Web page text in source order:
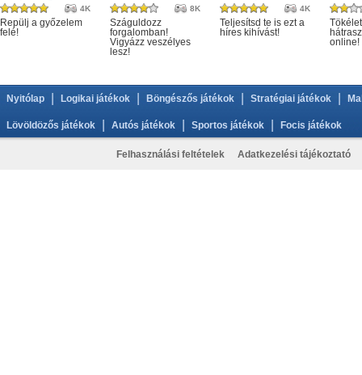
4K
Repülj a győzelem
felé!
8K
Száguldozz
forgalomban!
Vigyázz veszélyes
lesz!
4K
Teljesítsd te is ezt a
híres kihívást!
online!
Nyitólap Logikai játékok Böngészős játékok Stratégiai játékok
Lövöldözős játékok Autós játékok Sportos játékok Focis játékok
Felhasználási feltételek Adatkezelési tájékoztató